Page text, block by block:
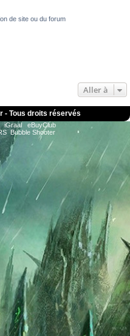
de site ou du forum
Aller à
- Tous droits réservés
iGraal
eBuyClub
Bubble Shooter